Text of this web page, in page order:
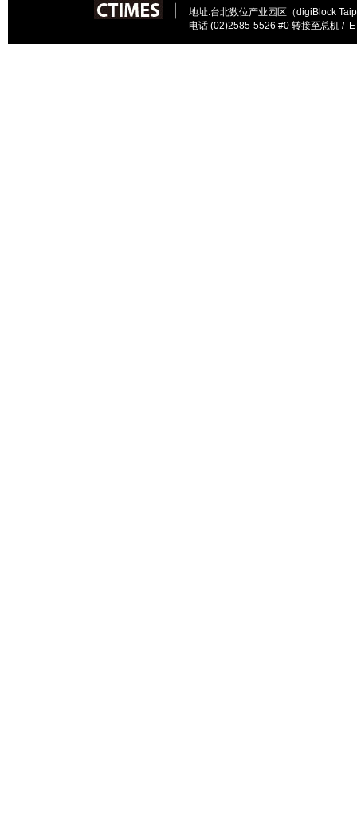
︱
地址:台北数位产业园区（digiBlock
电话 (02)2585-5526 #0 转接至总机 /